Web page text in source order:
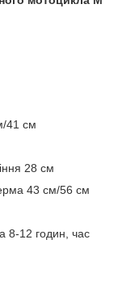
41 см
28 см
43 см/56 см
8-12 годин, час